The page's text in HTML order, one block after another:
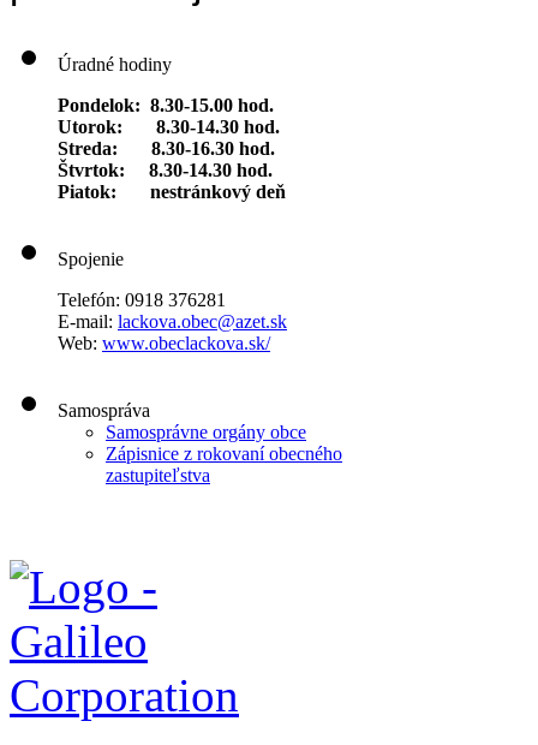
Úradné hodiny
Pondelok: 8.30-15.00 hod.
Utorok: 8.30-14.30 hod.
Streda: 8.30-16.30 hod.
Štvrtok: 8.30-14.30 hod.
Piatok: nestránkový deň
Spojenie
Telefón: 0918 376281
E-mail: lackova.obec@azet.sk
Web: www.obeclackova.sk/
Samospráva
Samosprávne orgány obce
Zápisnice z rokovaní obecného
zastupiteľstva